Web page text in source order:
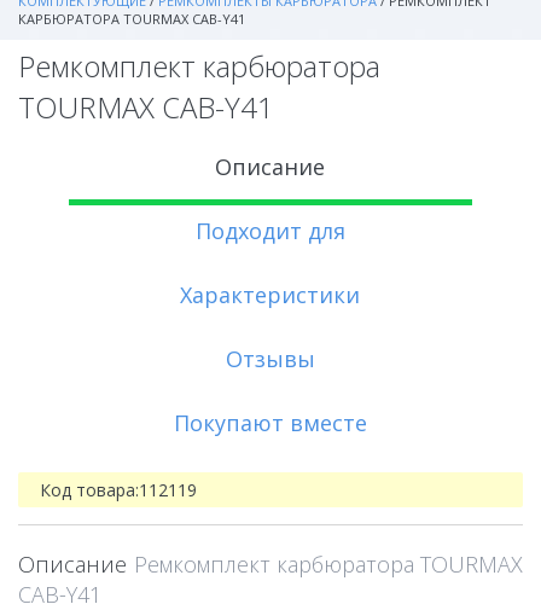
КАРБЮРАТОРА TOURMAX CAB-Y41
Ремкомплект карбюратора
TOURMAX CAB-Y41
Описание
Подходит для
Характеристики
Отзывы
Покупают вместе
Код товара:112119
Описание Ремкомплект карбюратора TOURMAX
CAB-Y41